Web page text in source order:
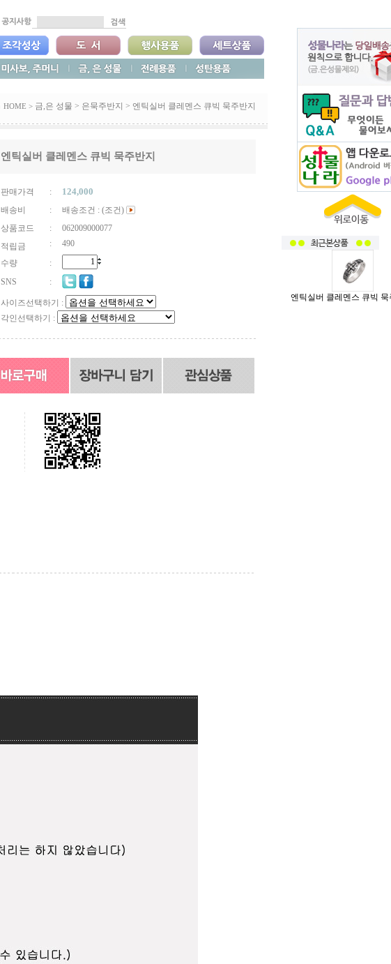
HOME > 금,은 성물 > 은묵주반지 > 엔틱실버 클레멘스 큐빅 묵주반지
엔틱실버 클레멘스 큐빅 묵주반지
판매가격 : 124,000
배송비 :
배송조건 : (조건)
상품코드
:
062009000077
적립금
:
490
수량
:
SNS
:
사이즈선택하기 :
각인선택하기 :
엔틱실버 클레멘스 큐빅 묵